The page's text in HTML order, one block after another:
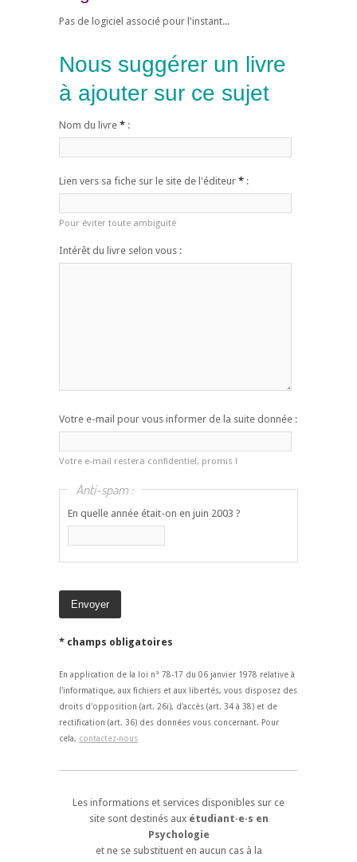
Pas de logiciel associé pour l'instant...
Nous suggérer un livre
à ajouter sur ce sujet
Nom du livre * :
Lien vers sa fiche sur le site de l'éditeur * :
Pour éviter toute ambiguïté
Intérêt du livre selon vous :
Votre e-mail pour vous informer de la suite donnée :
Votre e-mail restera confidentiel, promis !
Anti-spam :
En quelle année était-on en juin 2003 ?
* champs obligatoires
En application de la loi n° 78-17 du 06 janvier 1978 relative à
l'informatique, aux fichiers et aux libertés, vous disposez des
droits d'opposition (art. 26i), d'accès (art. 34 à 38) et de
rectification (art. 36) des données vous concernant. Pour
cela, contactez-nous
Les informations et services disponibles sur ce
site sont destinés aux étudiant·e·s en
Psychologie
et ne se substituent en aucun cas à la